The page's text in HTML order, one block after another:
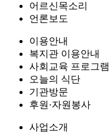
어르신목소리
언론보도
이용안내
복지관 이용안내
사회교육 프로그램
오늘의 식단
기관방문
후원·자원봉사
사업소개